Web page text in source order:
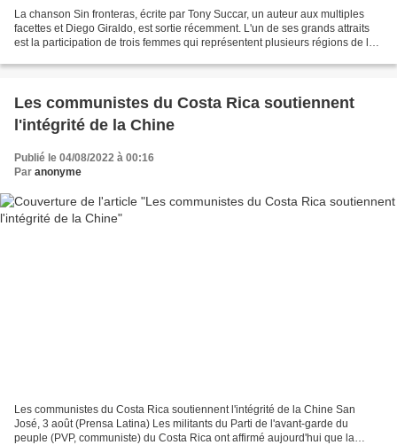
La chanson Sin fronteras, écrite par Tony Succar, un auteur aux multiples
facettes et Diego Giraldo, est sortie récemment. L'un de ses grands attraits
est la participation de trois femmes qui représentent plusieurs régions de la
Les communistes du Costa Rica soutiennent
l'intégrité de la Chine
Publié le 04/08/2022 à 00:16
Par anonyme
Les communistes du Costa Rica soutiennent l'intégrité de la Chine San
José, 3 août (Prensa Latina) Les militants du Parti de l'avant-garde du
peuple (PVP, communiste) du Costa Rica ont affirmé aujourd'hui que la